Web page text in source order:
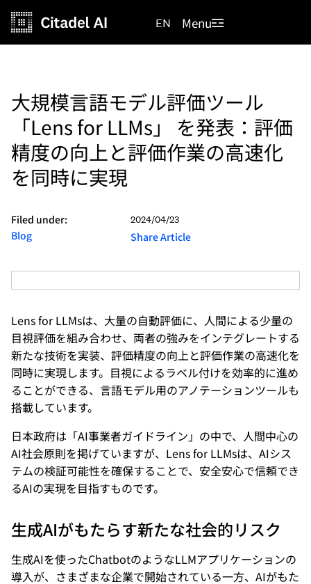
EN Menu
大規模言語モデル評価ツール
「Lens for LLMs」 を発表：評価
精度の向上と評価作業の高速化
を同時に実現
Filed under: 2024/04/23
Blog Share Article
Lens for LLMsは、大量の自動評価に、人間による少量の
目視評価を組み合わせ、両者の強みをインテグレートする
新たな技術を実装、評価精度の向上と評価作業の高速化を
同時に実現します。目視によるラベル付けを効率的に進め
ることができる、言語モデル用のアノテーションツールも
搭載しています。
日本政府は「AI事業者ガイドライン」の中で、人間中心の
AI社会原則を掲げていますが、Lens for LLMsは、AIシス
テムの検証可能性を確保することで、安全安心で信頼でき
るAIの実現を目指すものです。
生成AIがもたらす新たな社会的リスク
生成AIを使ったChatbotのようなLLMアプリケーションの
導入が、さまざまな企業で開始されている一方、AIがもた